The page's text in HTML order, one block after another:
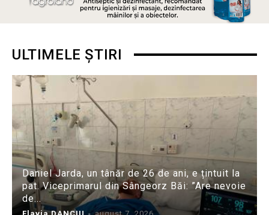
ULTIMELE ȘTIRI
Daniel Jarda, un tânăr de 26 de ani, e țintuit la
pat. Viceprimarul din Sângeorz Băi: ”Are nevoie
de...